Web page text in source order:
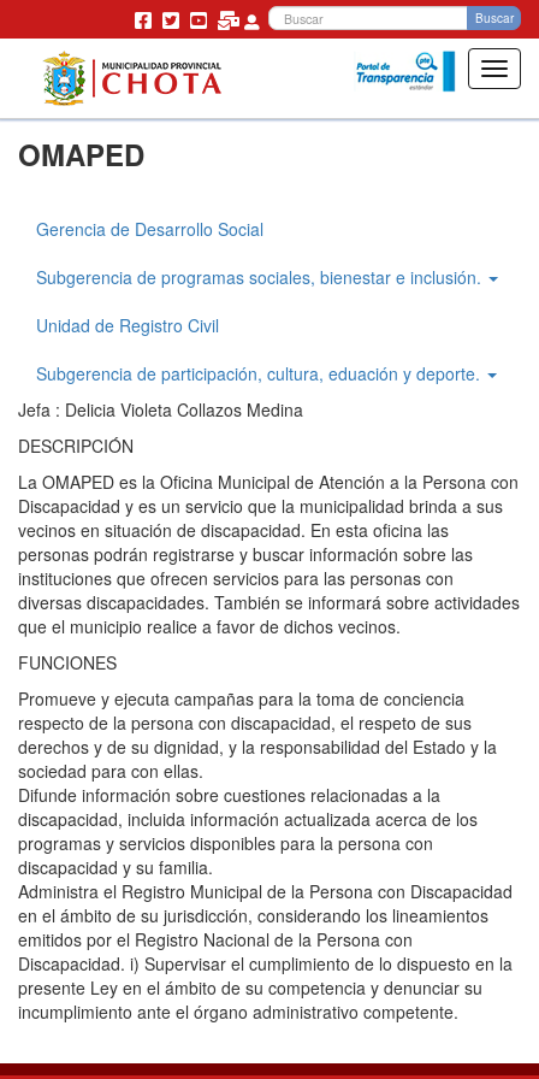
Pasar
Buscar
OMAPED
Gerencia
Desarrollo
Social
Gerencia de Desarrollo Social
Subgerencia de programas sociales, bienestar e inclusión.
Unidad de Registro Civil
Subgerencia de participación, cultura, eduación y deporte.
Jefa : Delicia Violeta Collazos Medina
DESCRIPCIÓN
La OMAPED es la Oficina Municipal de Atención a la Persona con
Discapacidad y es un servicio que la municipalidad brinda a sus
vecinos en situación de discapacidad. En esta oficina las
personas podrán registrarse y buscar información sobre las
instituciones que ofrecen servicios para las personas con
diversas discapacidades. También se informará sobre actividades
que el municipio realice a favor de dichos vecinos.
FUNCIONES
Promueve y ejecuta campañas para la toma de conciencia
respecto de la persona con discapacidad, el respeto de sus
derechos y de su dignidad, y la responsabilidad del Estado y la
sociedad para con ellas.
Difunde información sobre cuestiones relacionadas a la
discapacidad, incluida información actualizada acerca de los
programas y servicios disponibles para la persona con
discapacidad y su familia.
Administra el Registro Municipal de la Persona con Discapacidad
en el ámbito de su jurisdicción, considerando los lineamientos
emitidos por el Registro Nacional de la Persona con
Discapacidad. i) Supervisar el cumplimiento de lo dispuesto en la
presente Ley en el ámbito de su competencia y denunciar su
incumplimiento ante el órgano administrativo competente.